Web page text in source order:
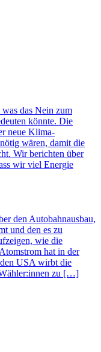
das Nein zum
könnte. Die
neue Klima-
wären, damit die
Wir berichten über
wir viel Energie
den Autobahnausbau,
und den es zu
wie die
hat in der
USA wirbt die
Wähler:innen zu […]